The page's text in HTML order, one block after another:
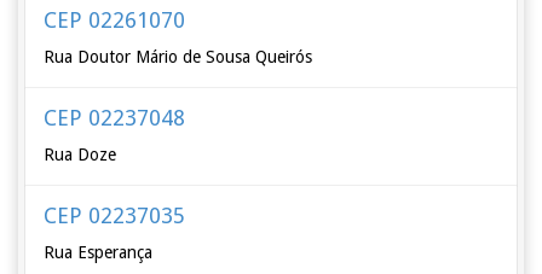
CEP 02261070
Rua Doutor Mário de Sousa Queirós
CEP 02237048
Rua Doze
CEP 02237035
Rua Esperança